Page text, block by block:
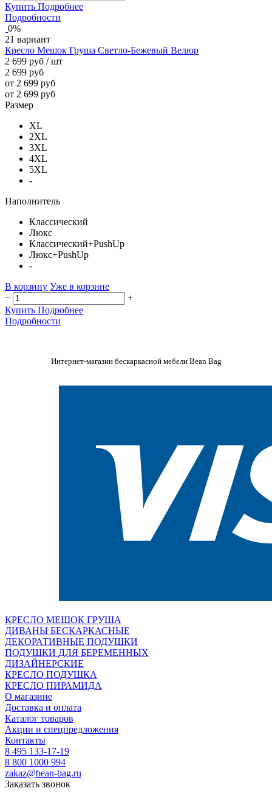
Купить Подробнее
Подробности
0%
21 вариант
Кресло Мешок Груша Светло-Бежевый Велюр
2 699 руб / шт
2 699 руб
от 2 699 руб
от 2 699 руб
Размер
XL
2XL
3XL
4XL
5XL
-
Наполнитель
Классический
Люкс
Классический+PushUp
Люкс+PushUp
-
В корзину Уже в корзине
−
+
Купить Подробнее
Подробности
Интернет-магазин бескаркасной мебели Bean Bag
КРЕСЛО МЕШОК ГРУША
ДИВАНЫ БЕСКАРКАСНЫЕ
ДЕКОРАТИВНЫЕ ПОДУШКИ
ПОДУШКИ ДЛЯ БЕРЕМЕННЫХ
ДИЗАЙНЕРСКИЕ
КРЕСЛО ПОДУШКА
КРЕСЛО ПИРАМИДА
О магазине
Доставка и оплата
Каталог товаров
Акции и спецпредложения
Контакты
8 495 133-17-19
8 800 1000 994
zakaz@bean-bag.ru
Заказать звонок